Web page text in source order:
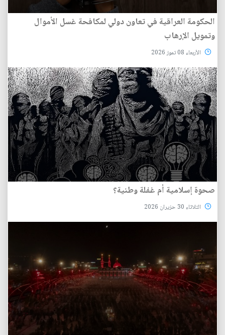
الحكومة العراقية في تعاون دولي لمكافحة غسل الأموال
وتمويل الإرهاب
الأربعاء 08 تموز 2026
صحوة إسلامية أم غفلة وطنية؟
الثلاثاء 30 حزيران 2026